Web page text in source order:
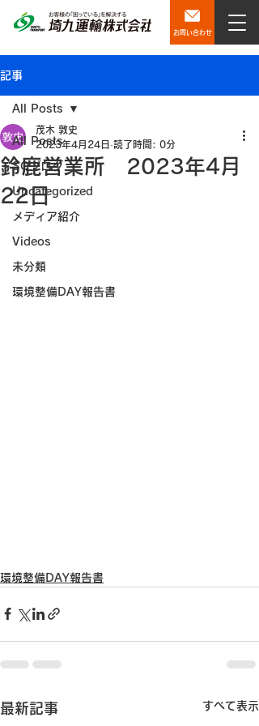
お問い合わせ
記事
All Posts
SQブログ
Uncategorized
メディア紹介
Videos
未分類
環境整備DAY報告書
All Posts
鈴鹿営業所 2023年4月
22日
茂木 敦史
2023年4月24日 読了時間: 0分
環境整備DAY報告書
最新記事 すべて表示